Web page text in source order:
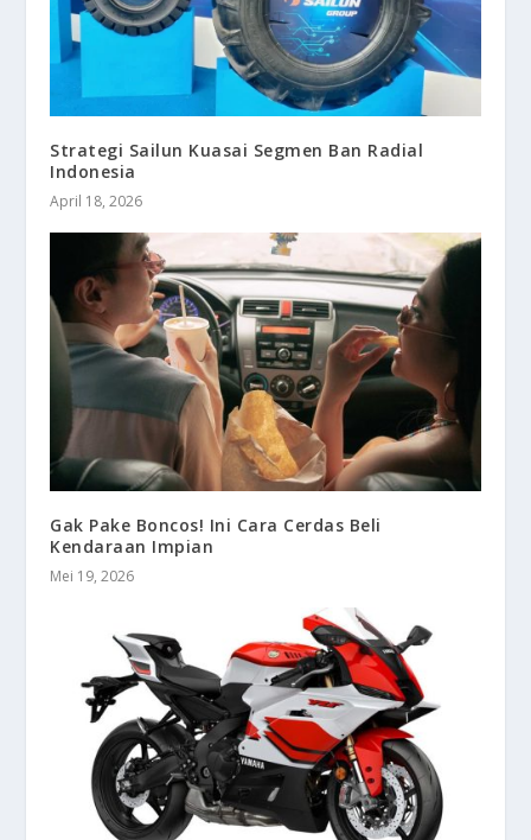
Strategi Sailun Kuasai Segmen Ban Radial
Indonesia
April 18, 2026
Gak Pake Boncos! Ini Cara Cerdas Beli
Kendaraan Impian
Mei 19, 2026